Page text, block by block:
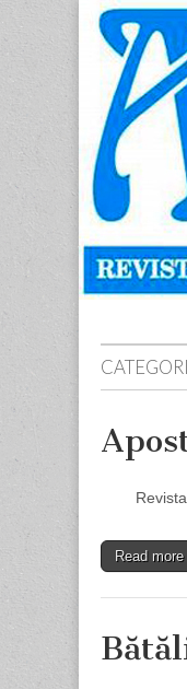
Revista
cadrelor
didactice
din
judetul
Neamt
menu
content
Revista
Read